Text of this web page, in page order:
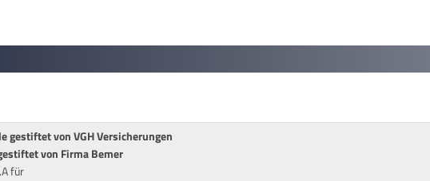
gestiftet von VGH Versicherungen
von Firma Bemer
für